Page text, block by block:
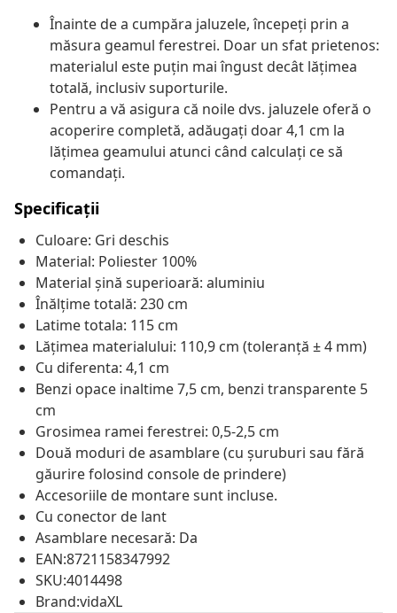
Înainte de a cumpăra jaluzele, începeți prin a
măsura geamul ferestrei. Doar un sfat prietenos:
materialul este puțin mai îngust decât lățimea
totală, inclusiv suporturile.
Pentru a vă asigura că noile dvs. jaluzele oferă o
acoperire completă, adăugați doar 4,1 cm la
lățimea geamului atunci când calculați ce să
comandați.
Specificații
Culoare: Gri deschis
Material: Poliester 100%
Material șină superioară: aluminiu
Înălțime totală: 230 cm
Latime totala: 115 cm
Lățimea materialului: 110,9 cm (toleranță ± 4 mm)
Cu diferenta: 4,1 cm
Benzi opace inaltime 7,5 cm, benzi transparente 5
cm
Grosimea ramei ferestrei: 0,5-2,5 cm
Două moduri de asamblare (cu șuruburi sau fără
găurire folosind console de prindere)
Accesoriile de montare sunt incluse.
Cu conector de lant
Asamblare necesară: Da
EAN:8721158347992
SKU:4014498
Brand:vidaXL